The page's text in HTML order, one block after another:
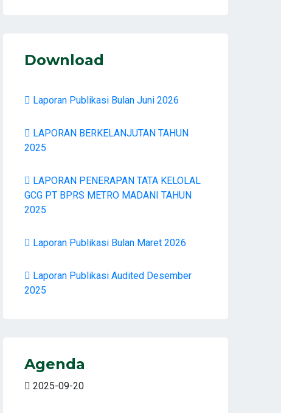
Download
Laporan Publikasi Bulan Juni 2026
LAPORAN BERKELANJUTAN TAHUN
2025
LAPORAN PENERAPAN TATA KELOLAL
GCG PT BPRS METRO MADANI TAHUN
2025
Laporan Publikasi Bulan Maret 2026
Laporan Publikasi Audited Desember
2025
Agenda
2025-09-20